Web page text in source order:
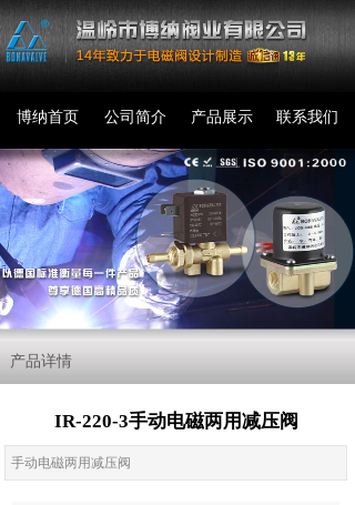
公司简介
博纳首页 联系我们
产品展示
产品详情
IR-220-3手动电磁两用减压阀
手动电磁两用减压阀